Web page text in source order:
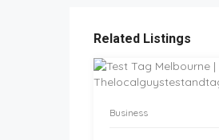
Related Listings
Business